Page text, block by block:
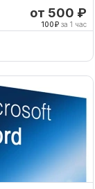
от 500 ₽
100₽ за 1 час